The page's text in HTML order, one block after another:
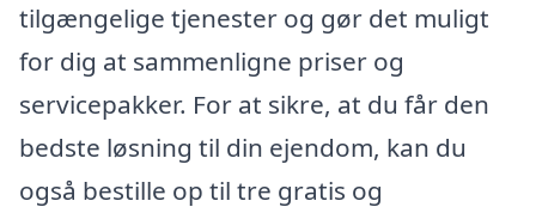
tilgængelige tjenester og gør det muligt
for dig at sammenligne priser og
servicepakker. For at sikre, at du får den
bedste løsning til din ejendom, kan du
også bestille op til tre gratis og